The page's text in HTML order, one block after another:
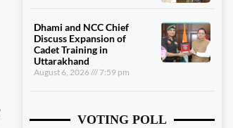
Dhami and NCC Chief
Discuss Expansion of
Cadet Training in
Uttarakhand
August 6, 2026 7:59 pm
VOTING POLL